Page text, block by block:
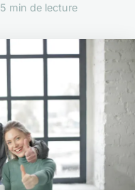
5 min de lecture